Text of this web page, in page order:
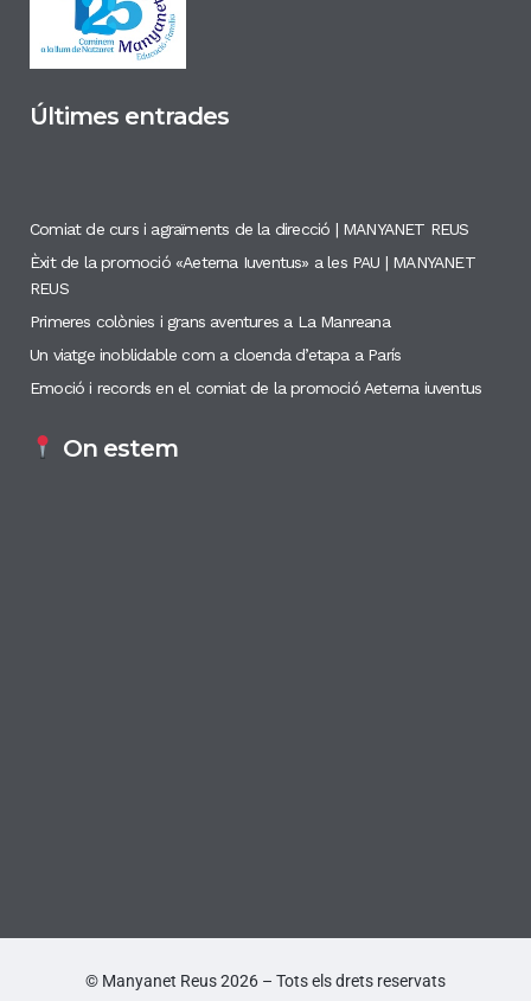
Últimes entrades
Comiat de curs i agraïments de la direcció | MANYANET REUS
Èxit de la promoció «Aeterna Iuventus» a les PAU | MANYANET
REUS
Primeres colònies i grans aventures a La Manreana
Un viatge inoblidable com a cloenda d’etapa a París
Emoció i records en el comiat de la promoció Aeterna iuventus
On estem
© Manyanet Reus 2026 – Tots els drets reservats